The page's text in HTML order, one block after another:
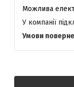
У компанії